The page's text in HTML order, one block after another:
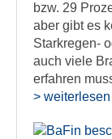
bzw. 29
aber gibt es
Starkregen-
auch viele
erfahren
> weiterlesen